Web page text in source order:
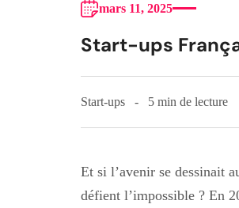
mars 11, 2025
Start-ups
Start-ups 5 min de lecture
Et si l’avenir se dessinait
défient l’impossible ? En